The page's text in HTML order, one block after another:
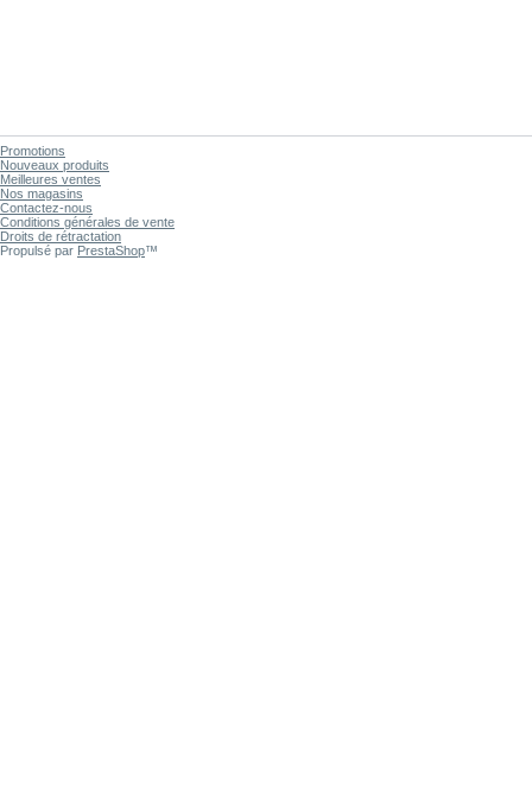
Promotions
Nouveaux produits
Meilleures ventes
Nos magasins
Contactez-nous
Conditions générales de vente
Droits de rétractation
Propulsé par PrestaShop™